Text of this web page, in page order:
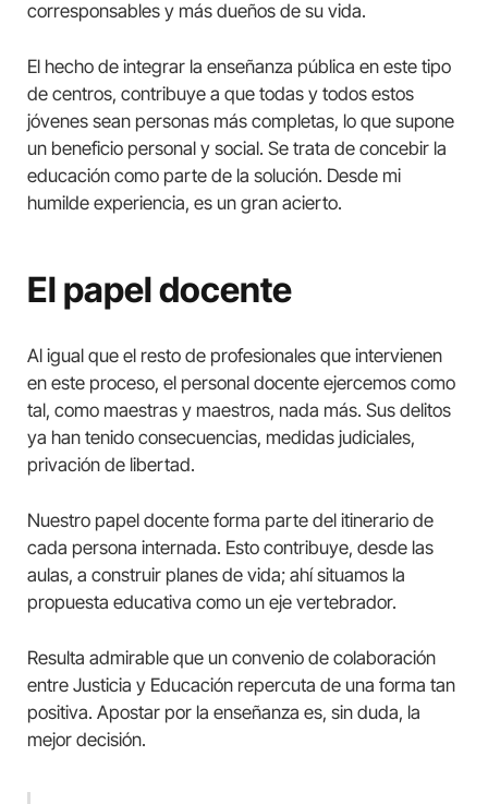
corresponsables y más dueños de su vida.
El hecho de integrar la enseñanza pública en este tipo
de centros, contribuye a que todas y todos estos
jóvenes sean personas más completas, lo que supone
un beneficio personal y social. Se trata de concebir la
educación como parte de la solución. Desde mi
humilde experiencia, es un gran acierto.
El papel docente
Al igual que el resto de profesionales que intervienen
en este proceso, el personal docente ejercemos como
tal, como maestras y maestros, nada más. Sus delitos
ya han tenido consecuencias, medidas judiciales,
privación de libertad.
Nuestro papel docente forma parte del itinerario de
cada persona internada. Esto contribuye, desde las
aulas, a construir planes de vida; ahí situamos la
propuesta educativa como un eje vertebrador.
Resulta admirable que un convenio de colaboración
entre Justicia y Educación repercuta de una forma tan
positiva. Apostar por la enseñanza es, sin duda, la
mejor decisión.